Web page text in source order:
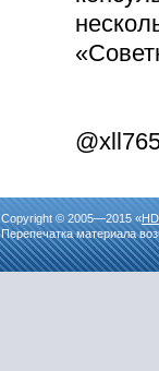
Copyright © 2005—2015 «
Перепечатка материала